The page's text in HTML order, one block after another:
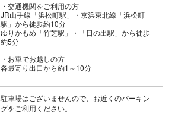
交通機関をご利用の方
JR山手線「浜松町駅」・京浜東北線「浜松町
駅」から徒歩約10分
ゆりかもめ「竹芝駅」・「日の出駅」から徒歩
約5分
お車でお越しの方
各最寄り出口から約1～10分
駐車場はございませんので、お近くのパーキン
グをご利用ください。